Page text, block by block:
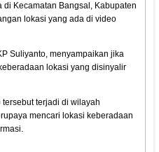
Kecamatan Bangsal, Kabupaten
lokasi yang ada di video
Suliyanto, menyampaikan jika
lokasi yang disinyalir
terjadi di wilayah
mencari lokasi keberadaan